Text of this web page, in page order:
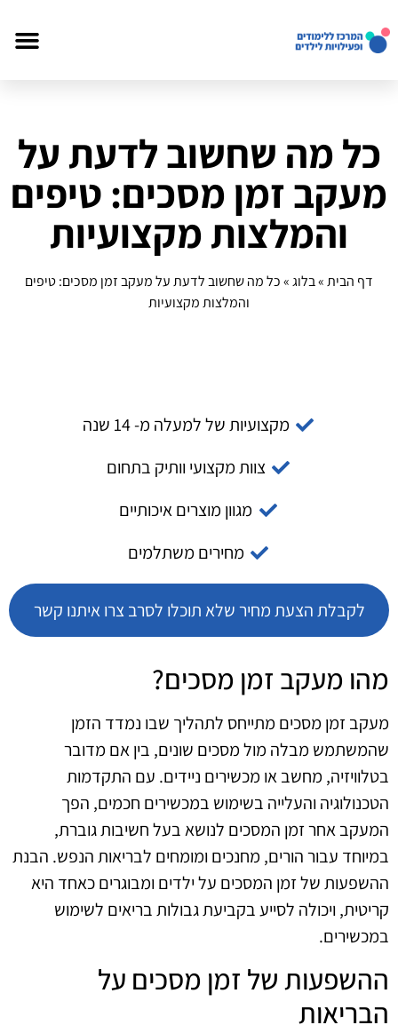
כל מה שחשוב לדעת על
מעקב זמן מסכים: טיפים
והמלצות מקצועיות
דף הבית»בלוג»כל מה שחשוב לדעת על מעקב זמן מסכים: טיפים
והמלצות מקצועיות
מקצועיות של למעלה מ- 14 שנה
צוות מקצועי וותיק בתחום
מגוון מוצרים איכותיים
מחירים משתלמים
לקבלת הצעת מחיר שלא תוכלו לסרב צרו איתנו קשר
מהו מעקב זמן מסכים?
מעקב זמן מסכים מתייחס לתהליך שבו נמדד הזמן
שהמשתמש מבלה מול מסכים שונים, בין אם מדובר
בטלוויזיה, מחשב או מכשירים ניידים. עם התקדמות
הטכנולוגיה והעלייה בשימוש במכשירים חכמים, הפך
המעקב אחר זמן המסכים לנושא בעל חשיבות גוברת,
במיוחד עבור הורים, מחנכים ומומחים לבריאות הנפש. הבנת
ההשפעות של זמן המסכים על ילדים ומבוגרים כאחד היא
קריטית, ויכולה לסייע בקביעת גבולות בריאים לשימוש
במכשירים.
ההשפעות של זמן מסכים על
הבריאות